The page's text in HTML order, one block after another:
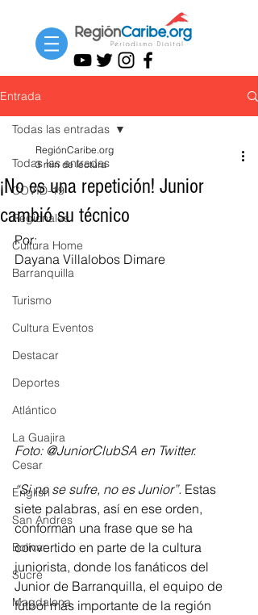
Entrada
Todas las entradas
COVID-19
Regionales
Cultura Home
Barranquilla
Turismo
Cultura Eventos
Destacar
Deportes
Atlántico
La Guajira
Cesar
English
San Andres
Bolívar
Sucre
Magdalena
Todas las entradas
¡No es una repetición! Junior
cambió su técnico
RegiónCaribe.org
3 min de lectura
Por:
Dayana Villalobos Dimare
Foto: @JuniorClubSA en Twitter.
“Si no se sufre, no es Junior”. Estas
siete palabras, así en ese orden,
conforman una frase que se ha
convertido en parte de la cultura
juniorista, donde los fanáticos del
Junior de Barranquilla, el equipo de
fútbol más importante de la región